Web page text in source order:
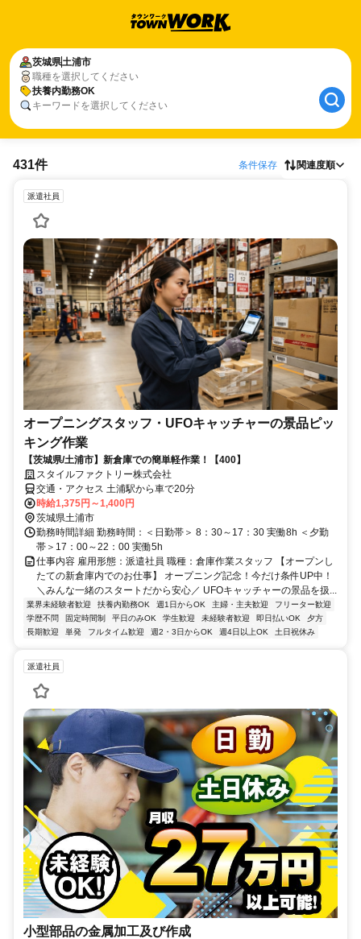
茨城県土浦市
職種を選択してください
扶養内勤務OK
キーワードを選択してください
431件 条件保存 関連度順
派遣社員
オープニングスタッフ・UFOキャッチャーの景品ピッ
キング作業
【茨城県/土浦市】新倉庫での簡単軽作業！【400】
スタイルファクトリー株式会社
交通・アクセス 土浦駅から車で20分
時給1,375円～1,400円
茨城県土浦市
勤務時間詳細 勤務時間：＜日勤帯＞ 8：30～17：30 実働8h ＜夕勤
帯＞17：00～22：00 実働5h
仕事内容 雇用形態：派遣社員 職種：倉庫作業スタッフ 【オープンし
たての新倉庫内でのお仕事】 オープニング記念！今だけ条件UP中！
＼みんな一緒のスタートだから安心／ UFOキャッチャーの景品を扱...
業界未経験者歓迎 扶養内勤務OK 週1日からOK 主婦・主夫歓迎
フリーター歓迎
学歴不問
固定時間制 平日のみOK 学生歓迎 未経験者歓迎 即日払いOK
夕方
長期歓迎
単発 フルタイム歓迎 週2・3日からOK 週4日以上OK 土日祝休み
派遣社員
小型部品の金属加工及び作成